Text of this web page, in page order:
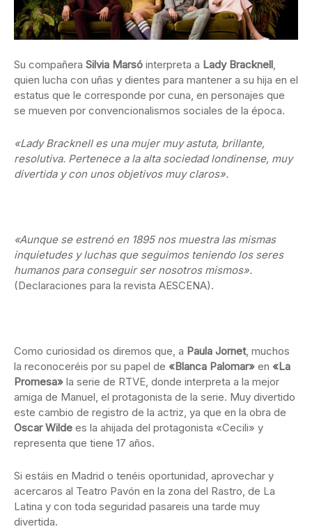
Su compañera Silvia Marsó interpreta a Lady Bracknell
quien lucha con uñas y dientes para mantener a su hija en el
estatus que le corresponde por cuna, en personajes que
se mueven por convencionalismos sociales de la época.
«Lady Bracknell es una mujer muy astuta, brillante,
resolutiva. Pertenece a la alta sociedad londinense, muy
divertida y con unos objetivos muy claros».
«Aunque se estrenó en 1895 nos muestra las mismas
inquietudes y luchas que seguimos teniendo los seres
humanos para conseguir ser nosotros mismos».
(Declaraciones para la revista AESCENA).
Como curiosidad os diremos que, a Paula Jornet, muchos
la reconoceréis por su papel de «Blanca Palomar» en «La
Promesa» la serie de RTVE, donde interpreta a la mejor
amiga de Manuel, el protagonista de la serie. Muy divertido
este cambio de registro de la actriz, ya que en la obra de
Oscar Wilde es la ahijada del protagonista «Cecili» y
representa que tiene 17 años.
Si estáis en Madrid o tenéis oportunidad, aprovechar y
acercaros al Teatro Pavón en la zona del Rastro, de La
Latina y con toda seguridad pasareis una tarde muy
divertida.